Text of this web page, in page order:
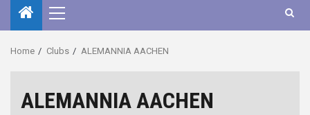
Home Clubs ALEMANNIA AACHEN
ALEMANNIA AACHEN